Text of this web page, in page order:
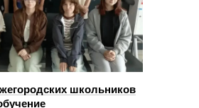
школьников